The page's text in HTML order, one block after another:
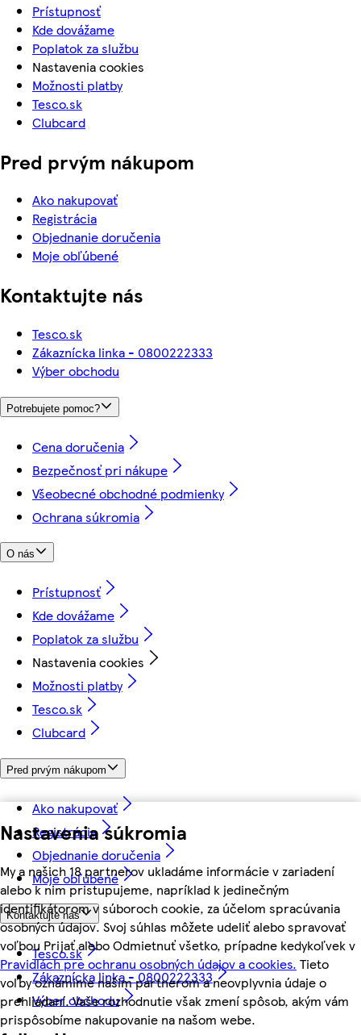
Nastavenia súkromia
My a našich 18 partnerov ukladáme informácie v zariadení
alebo k nim pristupujeme, napríklad k jedinečným
identifikátorom v súboroch cookie, za účelom spracúvania
osobných údajov. Svoj súhlas môžete udeliť alebo spravovať
voľbou Prijať alebo Odmietnuť všetko, prípadne kedykoľvek v
Pravidlách pre ochranu osobných údajov a cookies. Tieto
voľby oznámime našim partnerom a neovplyvnia údaje o
prehliadaní. Vaše rozhodnutie však zmení spôsob, akým vám
prispôsobíme nakupovanie na našom webe.
Prístupnosť
Kde dovážame
Poplatok za službu
Nastavenia cookies
Možnosti platby
Tesco.sk
Clubcard
Pred prvým nákupom
Ako nakupovať
Registrácia
Objednanie doručenia
Moje obľúbené
Kontaktujte nás
Tesco.sk
Zákaznícka linka - 0800222333
Výber obchodu
Potrebujete pomoc?
Cena doručenia
Bezpečnosť pri nákupe
Všeobecné obchodné podmienky
Ochrana súkromia
O nás
Prístupnosť
Kde dovážame
Poplatok za službu
Nastavenia cookies
Možnosti platby
Tesco.sk
Clubcard
Pred prvým nákupom
Ako nakupovať
Registrácia
Objednanie doručenia
Moje obľúbené
Kontaktujte nás
Tesco.sk
Zákaznícka linka - 0800222333
Výber obchodu